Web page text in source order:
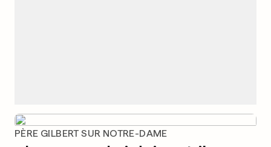
PÈRE GILBERT SUR NOTRE-DAME